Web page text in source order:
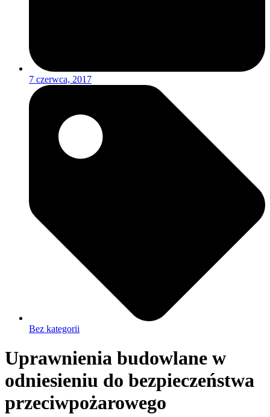
7 czerwca, 2017
Bez kategorii
Uprawnienia budowlane w
odniesieniu do bezpieczeństwa
przeciwpożarowego